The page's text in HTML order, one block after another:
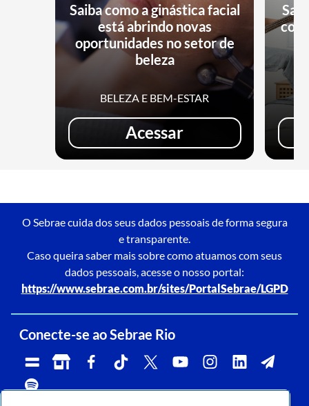
Saiba como a ginástica facial
está abrindo novas
oportunidades no setor de
beleza
BELEZA E BEM-ESTAR
Acessar
O Sebrae cuida dos seus dados pessoais de forma segura
e transparente.
Caso queira saber mais sobre como atuamos com seus
dados pessoais, acesse o nosso portal:
https://www.sebrae.com.br/sites/PortalSebrae/LGPD
Conecte-se ao Sebrae Rio